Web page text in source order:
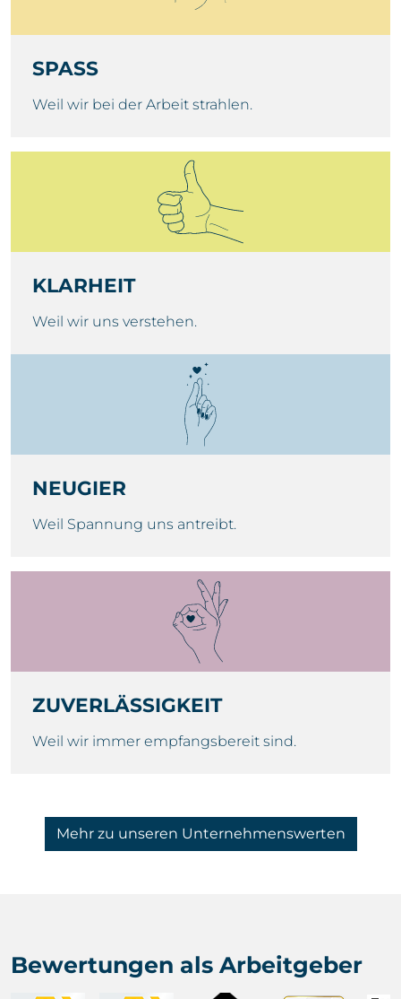
SPASS
Weil wir bei der Arbeit strahlen.
KLARHEIT
Weil wir uns verstehen.
NEUGIER
Weil Spannung uns antreibt.
ZUVERLÄSSIGKEIT
Weil wir immer empfangsbereit sind.
Mehr zu unseren Unternehmenswerten
Bewertungen als Arbeitgeber